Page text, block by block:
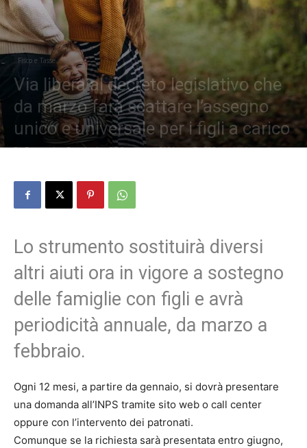
Fisco e Tasse
Via libera al decreto legislativo che
da marzo farà scattare l’assegno
unico e universale per i figli a carico
Di Domenico Preziosi - 25 Dicembre 2021 535 0
Lo strumento sostituirà diversi
altri aiuti ora in vigore a sostegno
delle famiglie con figli e avrà
periodicità annuale, da marzo a
febbraio.
Ogni 12 mesi, a partire da gennaio, si dovrà presentare
una domanda all’INPS tramite sito web o call center
oppure con l’intervento dei patronati.
Comunque se la richiesta sarà presentata entro giugno,